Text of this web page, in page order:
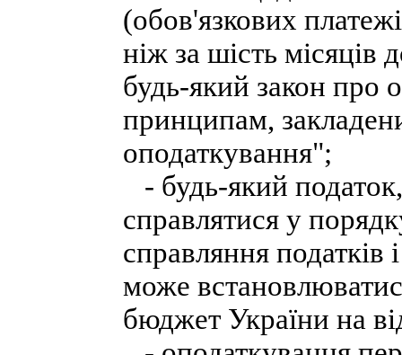
(обов'язкових
ніж за шість
будь-який закон про
принципам,
оподаткування";
- будь-який
справлятися у
справляння податків
може
бюджет України на